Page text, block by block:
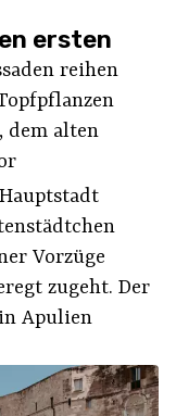
ersten
reihen
dem alten
Vorzüge
zugeht. Der
Apulien